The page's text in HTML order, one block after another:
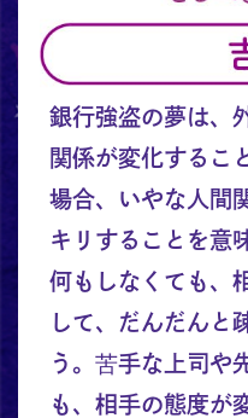
銀行強盗の夢は、
関係が変化するこ
場合、いやな人間
キリすることを意
何もしなくても、
して、だんだんと
う。苦手な上司や
も、相手の態度が